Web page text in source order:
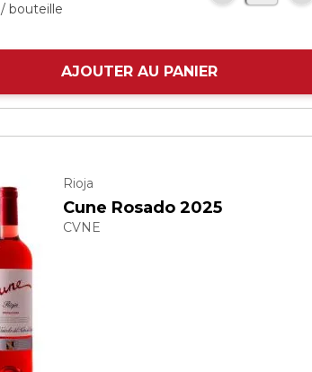
/ bouteille
AJOUTER AU PANIER
Rioja
Cune Rosado 2025
CVNE